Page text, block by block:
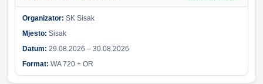
Organizator: SK Sisak
Mjesto: Sisak
Datum: 29.08.2026 – 30.08.2026
Format: WA 720 + OR